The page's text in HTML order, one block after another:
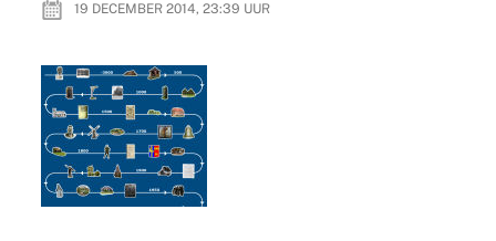
19 DECEMBER 2014, 23:39 UUR